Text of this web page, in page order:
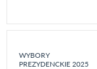
WYBORY
PREZYDENCKIE 2025